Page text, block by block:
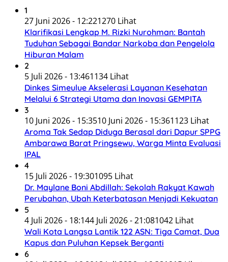
1
27 Juni 2026 - 12:221270 Lihat
Klarifikasi Lengkap M. Rizki Nurohman: Bantah
Tuduhan Sebagai Bandar Narkoba dan Pengelola
Hiburan Malam
2
5 Juli 2026 - 13:461134 Lihat
Dinkes Simeulue Akselerasi Layanan Kesehatan
Melalui 6 Strategi Utama dan Inovasi GEMPITA
3
10 Juni 2026 - 15:3510 Juni 2026 - 15:361123 Lihat
Aroma Tak Sedap Diduga Berasal dari Dapur SPPG
Ambarawa Barat Pringsewu, Warga Minta Evaluasi
IPAL
4
15 Juli 2026 - 19:301095 Lihat
Dr. Maylane Boni Abdillah: Sekolah Rakyat Kawah
Perubahan, Ubah Keterbatasan Menjadi Kekuatan
5
4 Juli 2026 - 18:144 Juli 2026 - 21:081042 Lihat
Wali Kota Langsa Lantik 122 ASN: Tiga Camat, Dua
Kapus dan Puluhan Kepsek Berganti
6